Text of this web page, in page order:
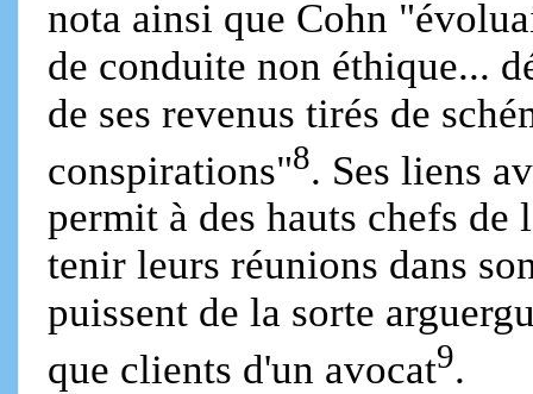
nota ainsi que Cohn
de conduite non éthique...
de ses revenus tirés de
conspirations"8. Ses liens
permit à des hauts chefs
tenir leurs réunions dans
puissent de la sorte
que clients d'un avocat9.